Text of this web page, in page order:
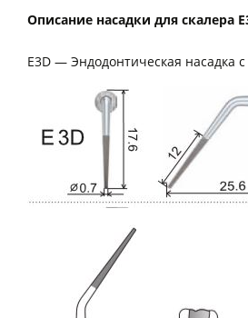
Описание насадки для скалера
E3D — Эндодонтическая насадка